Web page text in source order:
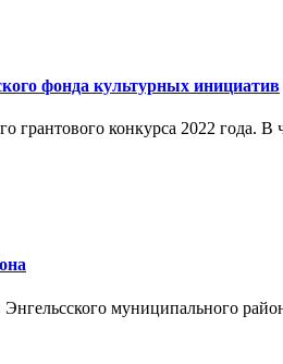
фонда культурных инициатив
конкурса 2022 года. В
муниципального